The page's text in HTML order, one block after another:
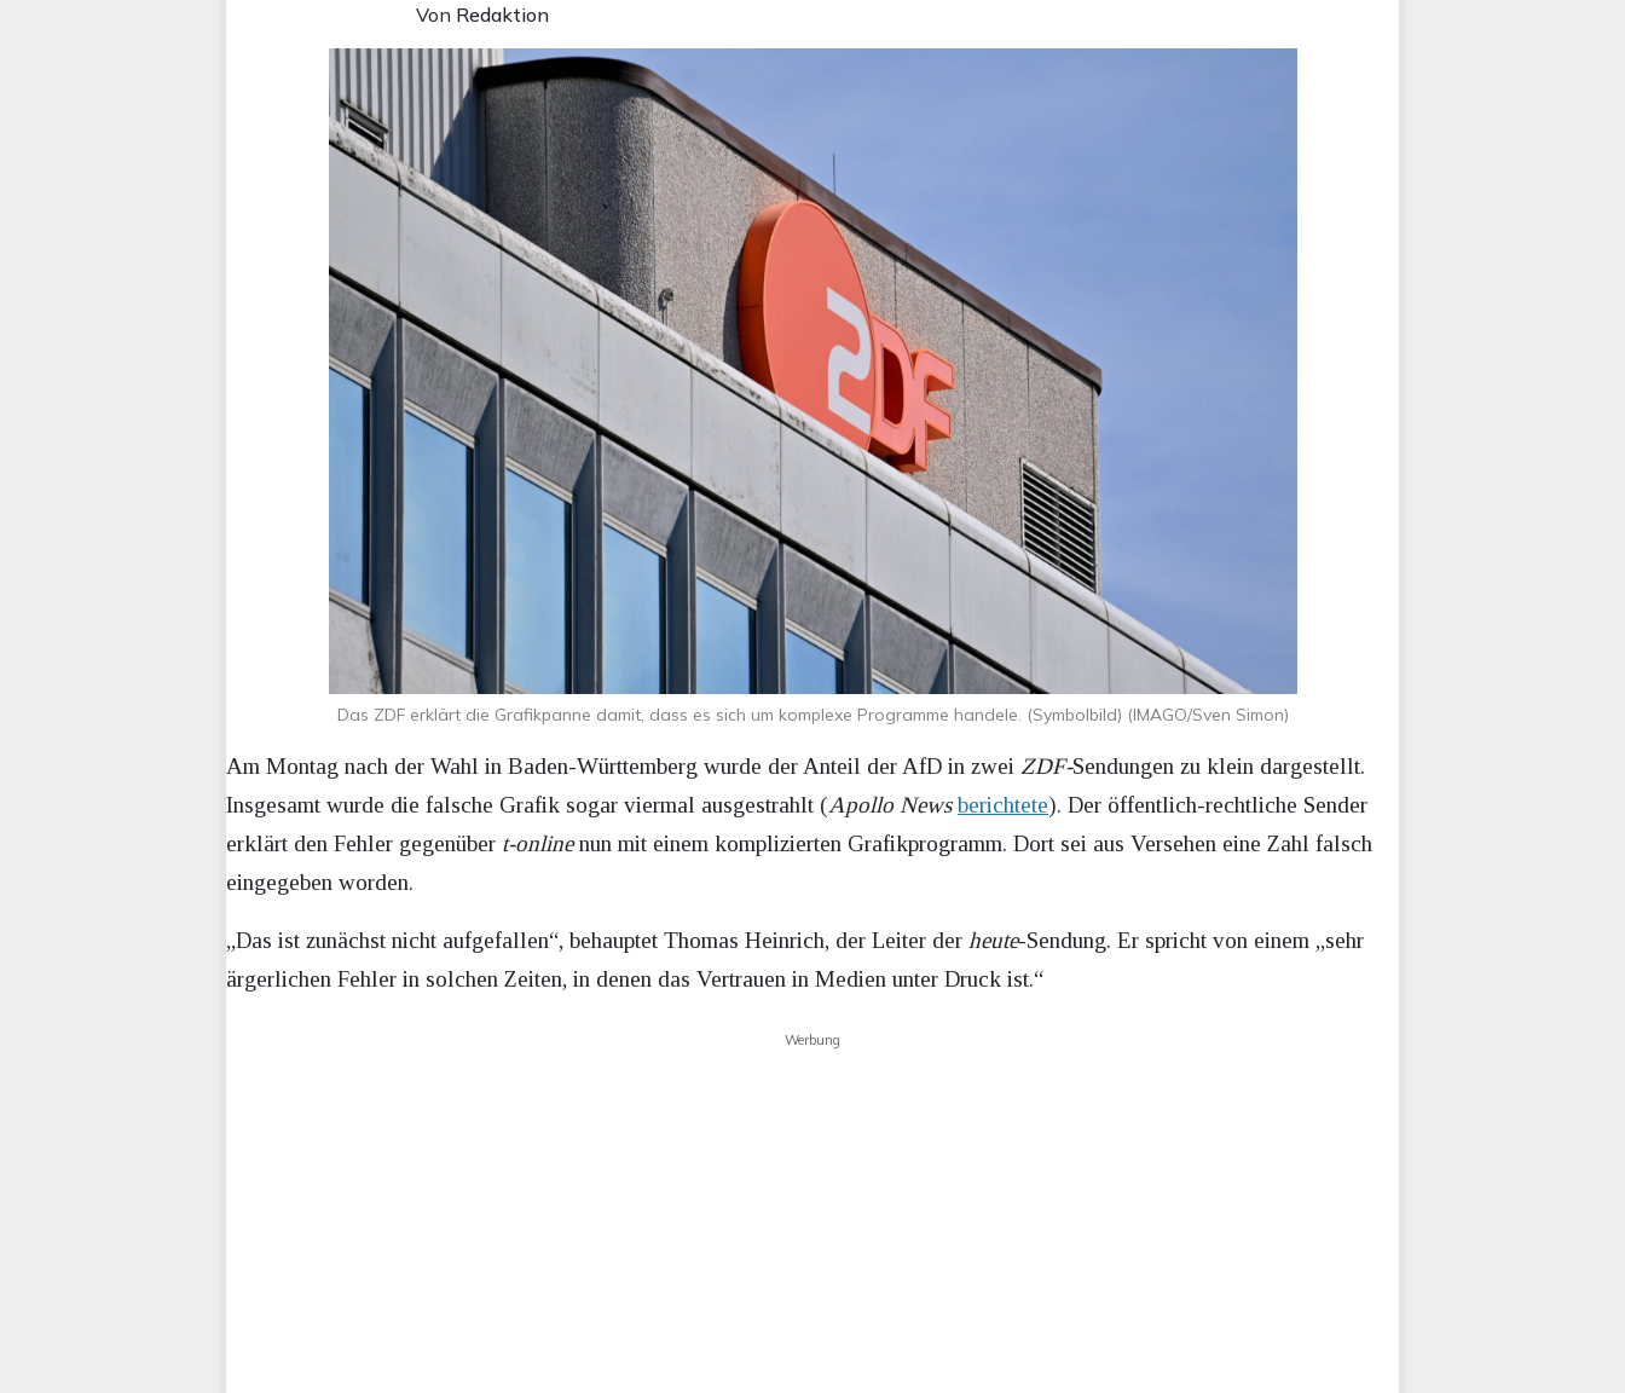
Von Redaktion
Das ZDF erklärt die Grafikpanne damit, dass es sich um komplexe Programme handele. (Symbolbild) (IMAGO/Sven Simon)
Am Montag nach der Wahl in Baden-Württemberg wurde der Anteil der AfD in zwei ZDF-Sendungen zu klein dargestellt.
Insgesamt wurde die falsche Grafik sogar viermal ausgestrahlt (Apollo News berichtete). Der öffentlich-rechtliche Sender
erklärt den Fehler gegenüber t-onlinenun mit einem komplizierten Grafikprogramm. Dort sei aus Versehen eine Zahl falsch
eingegeben worden.
„Das ist zunächst nicht aufgefallen“, behauptet Thomas Heinrich, der Leiter der heute-Sendung. Er spricht von einem „sehr
ärgerlichen Fehler in solchen Zeiten, in denen das Vertrauen in Medien unter Druck ist.“
Werbung